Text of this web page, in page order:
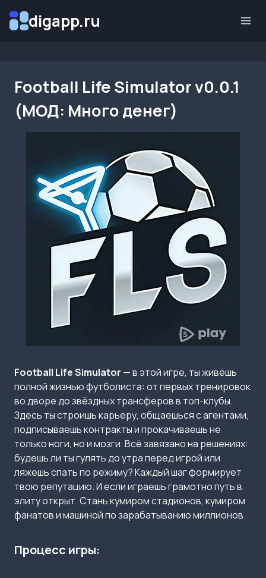
digapp.ru
Football Life Simulator v0.0.1
(МОД: Много денег)
Football Life Simulator — в этой игре, ты живёшь
полной жизнью футболиста: от первых тренировок
во дворе до звёздных трансферов в топ-клубы.
Здесь ты строишь карьеру, общаешься с агентами,
подписываешь контракты и прокачиваешь не
только ноги, но и мозги. Всё завязано на решениях:
будешь ли ты гулять до утра перед игрой или
ляжешь спать по режиму? Каждый шаг формирует
твою репутацию. И если играешь грамотно путь в
элиту открыт. Стань кумиром стадионов, кумиром
фанатов и машиной по зарабатыванию миллионов.
Процесс игры: